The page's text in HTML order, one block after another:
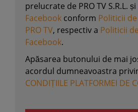
prelucrate de PRO TV S.R.L. și
Facebook conform Politicii
PRO TV, respectiv a Politicii
Facebook.
Apăsarea butonului de mai
acordul dumneavoastra
CONDIȚIILE PLATFORMEI DE